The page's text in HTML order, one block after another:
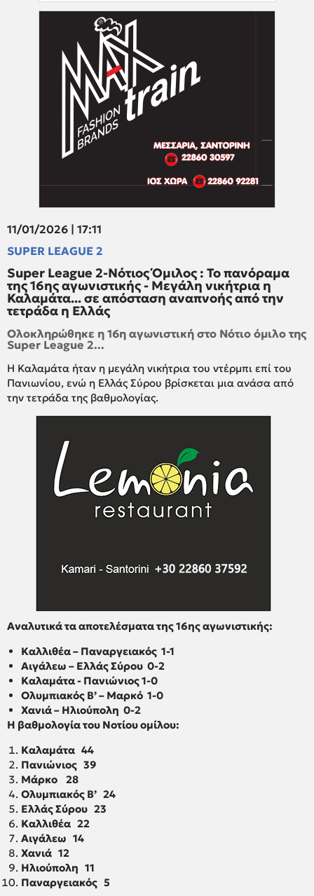
11/01/2026 | 17:11
SUPER LEAGUE 2
Super League 2-Νότιος Όμιλος : Το πανόραμα
της 16ης αγωνιστικής - Μεγάλη νικήτρια η
Καλαμάτα... σε απόσταση αναπνοής από την
τετράδα η Ελλάς
Ολοκληρώθηκε η 16η αγωνιστική στο Νότιο όμιλο της
Super League 2...
Η Καλαμάτα ήταν η μεγάλη νικήτρια του ντέρμπι επί του
Πανιωνίου, ενώ η Ελλάς Σύρου βρίσκεται μια ανάσα από
την τετράδα της βαθμολογίας.
Αναλυτικά τα αποτελέσματα της 16ης αγωνιστικής:
Καλλιθέα – Παναργειακός 1-1
Αιγάλεω – Ελλάς Σύρου 0-2
Καλαμάτα - Πανιώνιος 1-0
Ολυμπιακός Β’ – Μαρκό 1-0
Χανιά – Ηλιούπολη 0-2
Η βαθμολογία του Νοτίου ομίλου:
Καλαμάτα 44
Πανιώνιος 39
Μάρκο 28
Ολυμπιακός Β’ 24
Ελλάς Σύρου 23
Καλλιθέα 22
Αιγάλεω 14
Χανιά 12
Ηλιούπολη 11
Παναργειακός 5